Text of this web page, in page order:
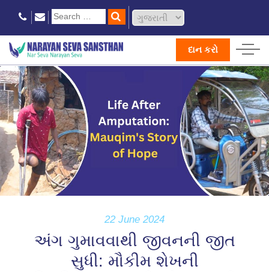
દાન કરો
22 June 2024
અંગ ગુમાવવાથી જીવનની જીત
સુધી: મૌકીમ શેખની